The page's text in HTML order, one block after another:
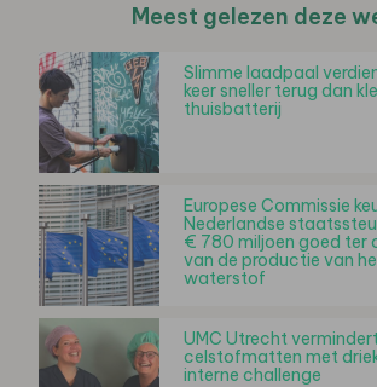
Meest gelezen deze
Slimme laadpaal
keer sneller terug dan
thuisbatterij
Europese Commissie
Nederlandse
€ 780 miljoen goed ter
van de productie van
waterstof
UMC Utrecht
celstofmatten met
interne challenge